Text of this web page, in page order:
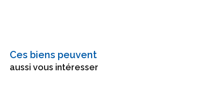
Ces biens peuvent
aussi vous intéresser